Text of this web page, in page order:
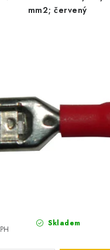
mm2; červený
Skladem